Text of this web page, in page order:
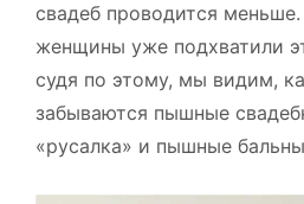
свадеб проводится
женщины уже подхватили
судя по этому, мы видим,
забываются пышные
«русалка» и пышные